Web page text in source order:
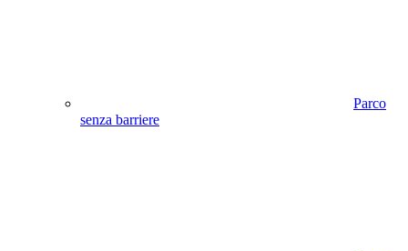
Parco
senza barriere